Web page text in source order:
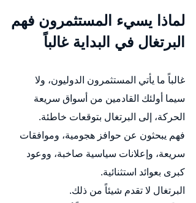
البرتغال في البداية غالباً
غالباً ما يأتي المستثمرون الدوليون، ولا
سيما أولئك القادمين من أسواق سريعة
الحركة، إلى البرتغال بتوقعات خاطئة.
فهم يبحثون عن حوافز هجومية، وموافقات
سريعة، وإعلانات سياسية صاخبة، ووعود
كبرى بعوائد استثنائية.
البرتغال لا تقدم شيئاً من ذلك.